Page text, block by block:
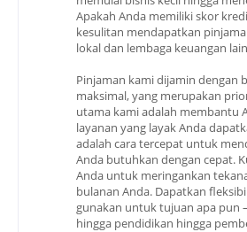
Apakah Anda memiliki skor
kesulitan mendapatkan
lokal dan lembaga keuangan
Pinjaman kami dijamin dengan
maksimal, yang merupakan
utama kami adalah membantu
layanan yang layak Anda
adalah cara tercepat untuk
Anda butuhkan dengan cepat.
Anda untuk meringankan
bulanan Anda. Dapatkan
gunakan untuk tujuan apa pun
hingga pendidikan hingga